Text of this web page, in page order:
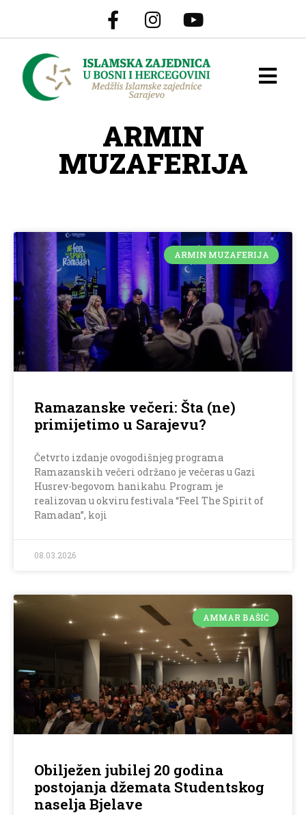
ARMIN
MUZAFERIJA
ARMIN MUZAFERIJA
Ramazanske večeri: Šta (ne)
primijetimo u Sarajevu?
Četvrto izdanje ovogodišnjeg programa
Ramazanskih večeri održano je večeras u Gazi
Husrev-begovom hanikahu. Program je
realizovan u okviru festivala “Feel The Spirit of
Ramadan”, koji
08.03.2026
AMMAR BAŠIĆ
Obilježen jubilej 20 godina
postojanja džemata Studentskog
naselja Bjelave